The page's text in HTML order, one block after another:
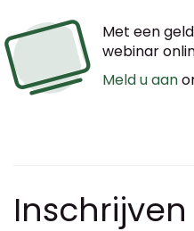
Met een
webinar
Meld u aan
Inschrijven